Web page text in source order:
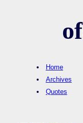
Home
Archives
Quotes